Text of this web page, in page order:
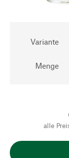
Variante
Menge
alle